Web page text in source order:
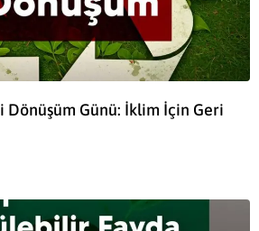
Dönüşüm Günü: İklim İçin Geri